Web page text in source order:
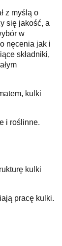
z myślą o
się jakość, a
w
nęcenia jak i
składniki,
kulki
i roślinne.
kulki
pracę kulki.